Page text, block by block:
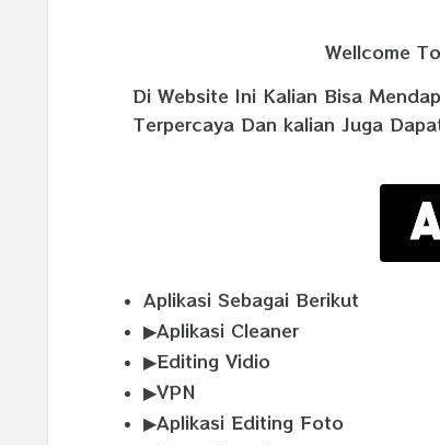
Wellcome
Di Website Ini Kalian Bisa
Terpercaya Dan kalian Juga
Aplikasi Sebagai Berikut
▶Aplikasi Cleaner
▶Editing Vidio
▶VPN
▶Aplikasi Editing Foto